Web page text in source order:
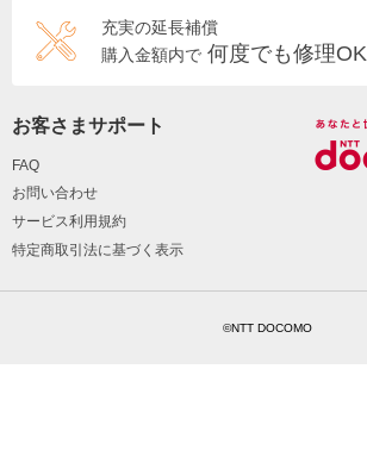
充実の延長補償
購入金額内で 何度でも修理OK
お客さまサポート
FAQ
お問い合わせ
サービス利用規約
特定商取引法に基づく表示
©NTT DOCOMO